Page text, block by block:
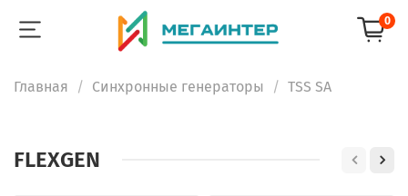
0
Главная Синхронные генераторы TSS SA
FLEXGEN